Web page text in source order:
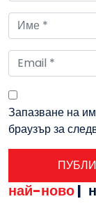
Запазване на
браузър за
най-ново|